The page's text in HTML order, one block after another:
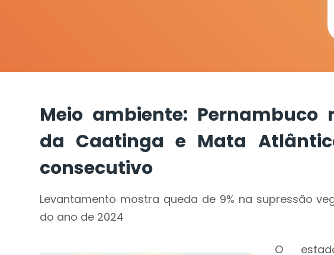
Meio ambiente: Pernambuco
da Caatinga e Mata
consecutivo
Levantamento mostra queda de 9% na supressão
do ano de 2024
O